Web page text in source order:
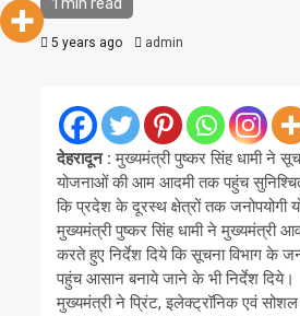
1 min read
5 years ago admin
देहरादून : मुख्यमंत्री पुष्कर सिंह धामी ने
योजनाओं की आम आदमी तक पहुंच
कि प्रदेश के दूरस्थ क्षेत्रों तक जनोपयोगी
मुख्यमंत्री पुष्कर सिंह धामी ने मुख्यमंत्री
करते हुए निर्देश दिये कि सूचना विभाग के
पहुंच आसान बनाये जाने के भी निर्देश दिये।
मुख्यमंत्री ने प्रिंट, इलेक्ट्रॉनिक एवं सोशल